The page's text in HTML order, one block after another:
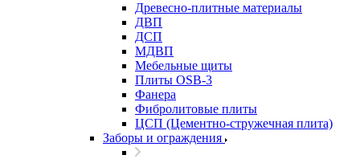
Древесно-плитные материалы
ДВП
ДСП
МДВП
Мебельные щиты
Плиты OSB-3
Фанера
Фибролитовые плиты
ЦСП (Цементно-стружечная плита)
Заборы и ограждения